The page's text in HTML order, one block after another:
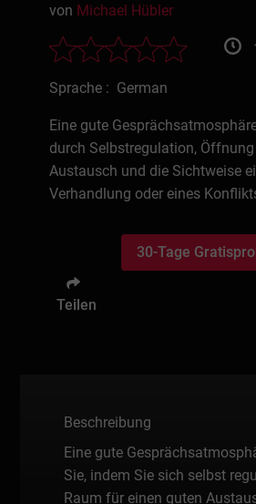
von Michael Hübler
Sprache : German
Eine gute
durch Selbstregulation,
Austausch und die Sichtweise
Verhandlung oder eines
30-Tage
Teilen
Beschreibung
Eine gute
Sie, indem Sie sich selbst
Raum für einen guten